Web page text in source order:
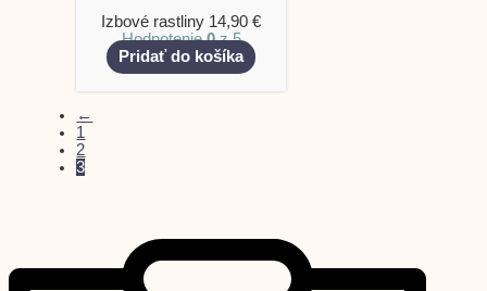
Izbové rastliny 14,90€
Hodnotenie0z 5
Pridať do košíka
←
1
2
3